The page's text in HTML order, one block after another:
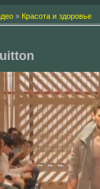
» Красота и здоровье